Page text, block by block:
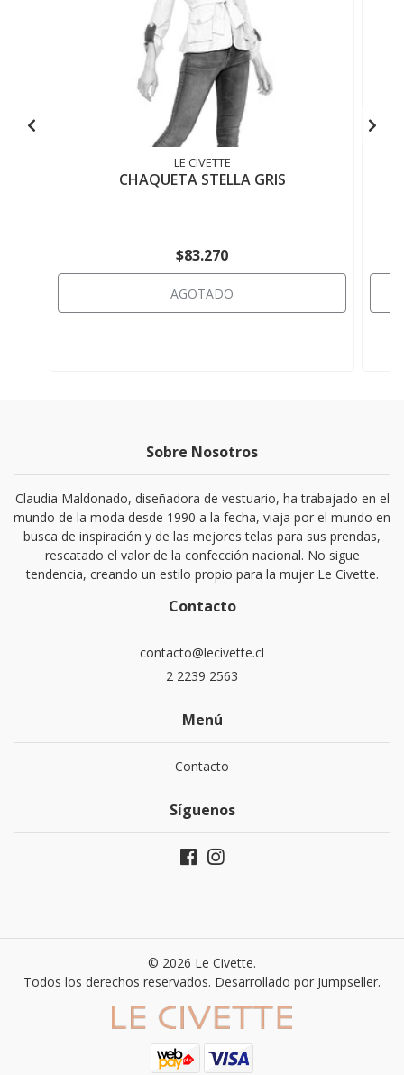
LE CIVETTE
CHAQUETA STELLA GRIS
$83.270
AGOTADO
Sobre Nosotros
Claudia Maldonado, diseñadora de vestuario, ha trabajado en el
mundo de la moda desde 1990 a la fecha, viaja por el mundo en
busca de inspiración y de las mejores telas para sus prendas,
rescatado el valor de la confección nacional. No sigue
tendencia, creando un estilo propio para la mujer Le Civette.
Contacto
contacto@lecivette.cl
2 2239 2563
Menú
Contacto
Síguenos
© 2026 Le Civette.
Todos los derechos reservados. Desarrollado por Jumpseller.